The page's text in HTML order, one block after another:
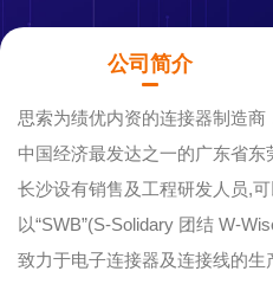
公司简介
思索为绩优内资的连接器制造
中国经济最发达之一的广东省
长沙设有销售及工程研发人员,可
以“SWB”(S-Solidary 团结 W-
致力于电子连接器及连接线的